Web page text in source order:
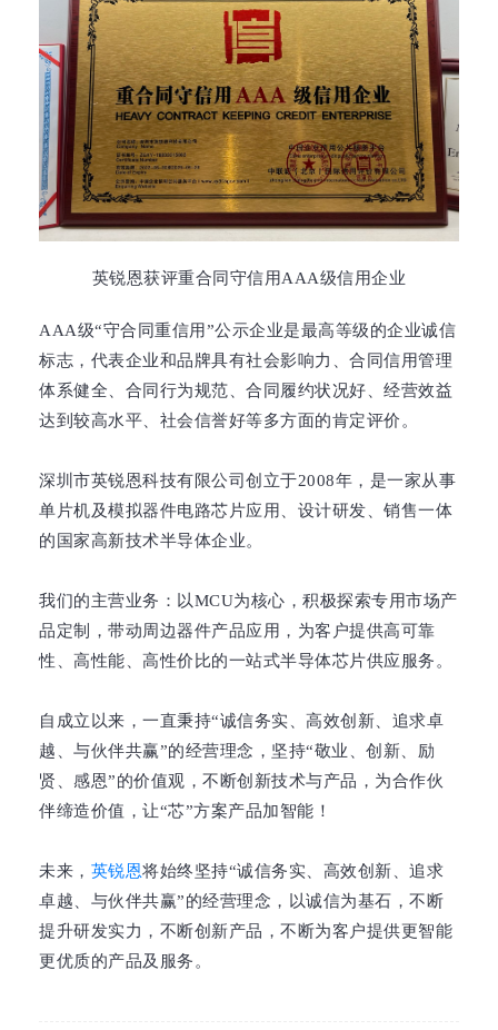
英锐恩获评重合同守信用AAA级信用企业
AAA级“守合同重信用”公示企业是最高等级的企业诚信
标志，代表企业和品牌具有社会影响力、合同信用管理
体系健全、合同行为规范、合同履约状况好、经营效益
达到较高水平、社会信誉好等多方面的肯定评价。
深圳市英锐恩科技有限公司创立于2008年，是一家从事
单片机及模拟器件电路芯片应用、设计研发、销售一体
的国家高新技术半导体企业。
我们的主营业务：以MCU为核心，积极探索专用市场产
品定制，带动周边器件产品应用，为客户提供高可靠
性、高性能、高性价比的一站式半导体芯片供应服务。
自成立以来，一直秉持“诚信务实、高效创新、追求卓
越、与伙伴共赢”的经营理念，坚持“敬业、创新、励
贤、感恩”的价值观，不断创新技术与产品，为合作伙
伴缔造价值，让“芯”方案产品加智能！
未来， 英锐恩将始终坚持“诚信务实、高效创新、追求
卓越、与伙伴共赢”的经营理念，以诚信为基石，不断
提升研发实力，不断创新产品，不断为客户提供更智能
更优质的产品及服务。